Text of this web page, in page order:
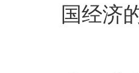
国经济